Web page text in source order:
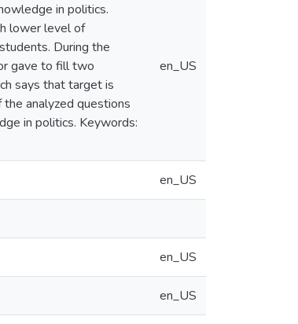
in politics.
lower level of
During the
gave to fill two
says that target is
analyzed questions
in politics. Keywords:
en_US
en_US
en_US
en_US